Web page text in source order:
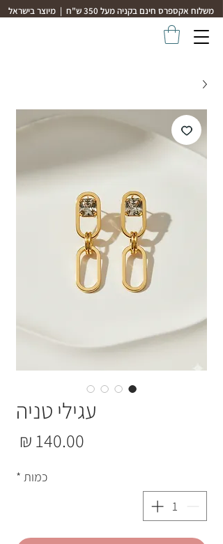
משלוח אקספרס חינם בקניה מעל 350 ש"ח | מיוצר בישראל
עגילי טניה
כמות *